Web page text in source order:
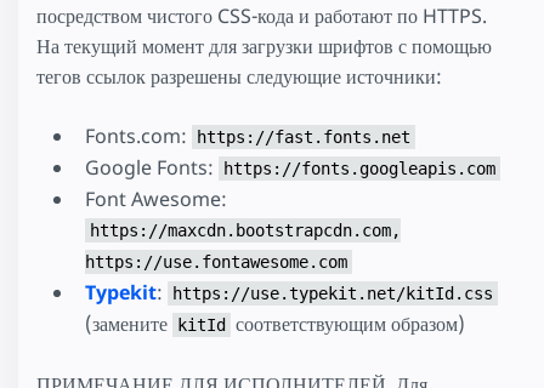
посредством чистого CSS-кода и работают по HTTPS.
На текущий момент для загрузки шрифтов с помощью
тегов ссылок разрешены следующие источники:
Fonts.com: https://fast.fonts.net
Google Fonts: https://fonts.googleapis.com
Font Awesome:
https://maxcdn.bootstrapcdn.com,
https://use.fontawesome.com
Typekit: https://use.typekit.net/kitId.css
(замените kitId соответствующим образом)